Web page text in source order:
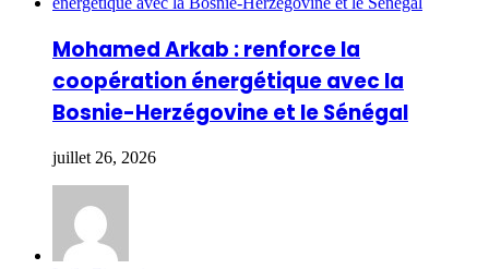
Mohamed Arkab : renforce la
coopération énergétique avec la
Bosnie-Herzégovine et le Sénégal
juillet 26, 2026